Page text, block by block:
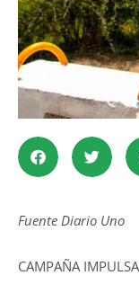
Fuente Diario Uno
CAMPAÑA